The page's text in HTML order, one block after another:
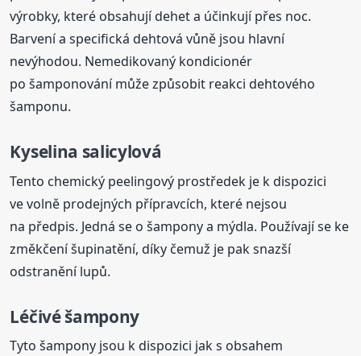
výrobky, které obsahují dehet a účinkují přes noc.
Barvení a specifická dehtová vůně jsou hlavní
nevýhodou. Nemedikovaný kondicionér
po šamponování může způsobit reakci dehtového
šamponu.
Kyselina salicylová
Tento chemický peelingový prostředek je k dispozici
ve volně prodejných přípravcích, které nejsou
na předpis. Jedná se o šampony a mýdla. Používají se ke
změkčení šupinatění, díky čemuž je pak snazší
odstranění lupů.
Léčivé šampony
Tyto šampony jsou k dispozici jak s obsahem